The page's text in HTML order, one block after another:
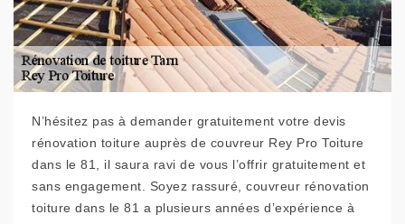
N’hésitez pas à demander gratuitement votre devis
rénovation toiture auprès de couvreur Rey Pro Toiture
dans le 81, il saura ravi de vous l’offrir gratuitement et
sans engagement. Soyez rassuré, couvreur rénovation
toiture dans le 81 a plusieurs années d’expérience à